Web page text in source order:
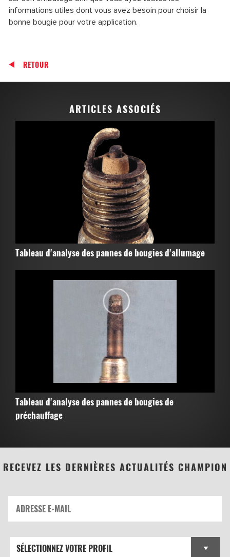
informations utiles dont vous avez besoin pour choisir la
bonne bougie pour votre application.
RETOUR
ARTICLES ASSOCIÉS
Tableau d'analyse des pannes de bougies d'allumage
Tableau d'analyse des pannes de bougies de
préchauffage
RECEVEZ LES DERNIÈRES ACTUALITÉS CHAMPION